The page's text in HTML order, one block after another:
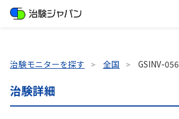
治験モニターを探す 全国 GSINV-056
治験詳細